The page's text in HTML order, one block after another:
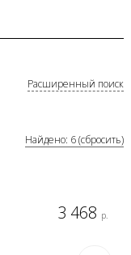
Расширенный поиск
Найдено: 6 (сбросить)
3 468 р.